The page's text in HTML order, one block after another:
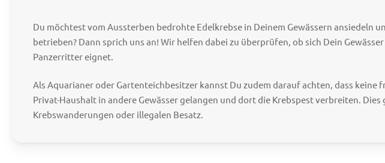
Du möchtest vom Aussterben bedrohte Edelkrebse in Deinem Gewässern ansiedeln
betrieben? Dann sprich uns an! Wir helfen dabei zu überprüfen, ob sich Dein
Panzerritter eignet.
Als Aquarianer oder Gartenteichbesitzer kannst Du zudem darauf achten, dass keine
Privat-Haushalt in andere Gewässer gelangen und dort die Krebspest verbreiten.
Krebswanderungen oder illegalen Besatz.